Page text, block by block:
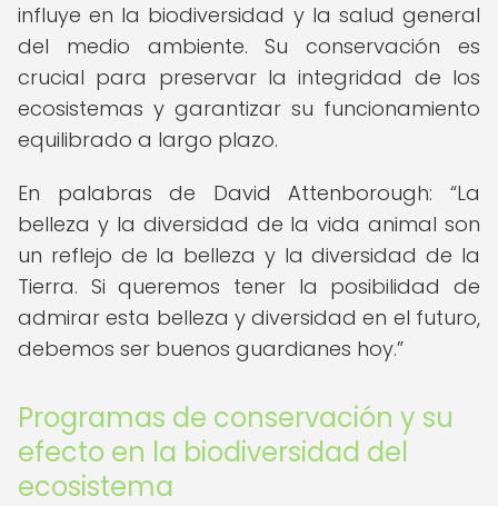
influye en la biodiversidad y la salud general
del medio ambiente. Su conservación es
crucial para preservar la integridad de los
ecosistemas y garantizar su funcionamiento
equilibrado a largo plazo.
En palabras de David Attenborough:
La
belleza y la diversidad de la vida animal son
un reflejo de la belleza y la diversidad de la
Tierra. Si queremos tener la posibilidad de
admirar esta belleza y diversidad en el futuro,
debemos ser buenos guardianes hoy.
Programas de conservación y su
efecto en la biodiversidad del
ecosistema